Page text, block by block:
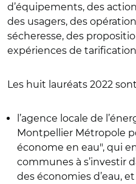
d’équipements, des
des usagers, des
sécheresse, des
expériences de
Les huit lauréats 2022
l’agence locale de
Montpellier Métropole
économe en eau", qui
communes à s’investir
des économies d’eau,